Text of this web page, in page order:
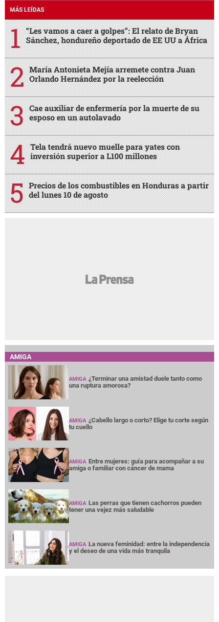
MÁS LEÍDAS
“Les vamos a caer a golpes”: El relato de Bryan
Sánchez, hondureño deportado de EE UU a África
María Antonieta Mejía arremete contra Juan
Orlando Hernández por la reelección
Cae auxiliar de enfermería por la muerte de su
esposo en un autolavado
Tela tendrá nuevo muelle para yates con
inversión superior a L100 millones
Precios de los combustibles en Honduras a partir
del lunes 10 de agosto
AMIGA
AMIGA ¿Terminar una amistad duele tanto como
una ruptura amorosa?
AMIGA ¿Cabello largo o corto? Elige tu corte según
tu cuello
AMIGA Entre mujeres: guía para acompañar a su
amiga o familiar con cáncer de mama
AMIGA Las perras que tienen cachorros pueden
tener una vejez más saludable
AMIGA La nueva feminidad: entre la independencia
y el deseo de una vida más tranquila